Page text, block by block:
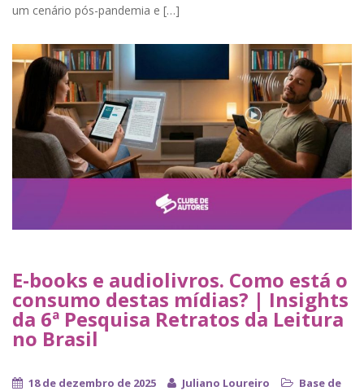
um cenário pós-pandemia e […]
E-books e audiolivros. Como está o
consumo destas mídias? | Insights
da 6ª Pesquisa Retratos da Leitura
no Brasil
18 de dezembro de 2025 Juliano Loureiro
Base de